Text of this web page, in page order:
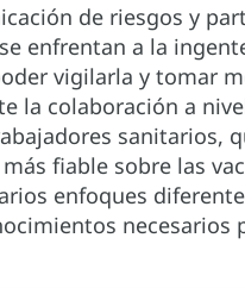
de riesgos y
enfrentan a la
vigilarla y tomar
la colaboración a
sanitarios,
fiable sobre las
enfoques
necesarios